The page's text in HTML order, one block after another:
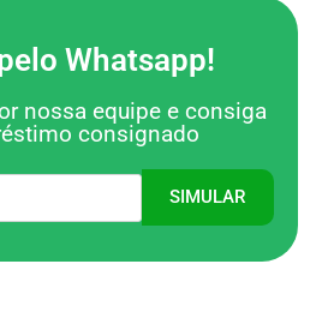
Whatsapp!
nossa equipe e consiga
consignado
SIMULAR